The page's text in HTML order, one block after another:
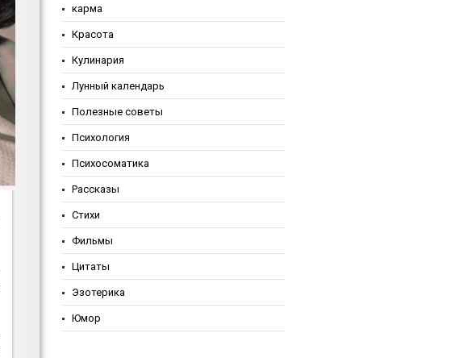
карма
Красота
Кулинария
Лунный календарь
Полезные советы
Психология
Психосоматика
Рассказы
Стихи
Фильмы
Цитаты
Эзотерика
Юмор